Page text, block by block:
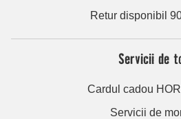
Retur disponibil
Servicii de
Cardul cadou
Servicii de